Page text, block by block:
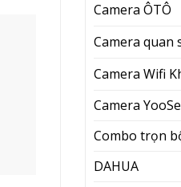
Camera ÔTÔ
Camera quan
Camera Wifi
Camera
Combo trọn
DAHUA